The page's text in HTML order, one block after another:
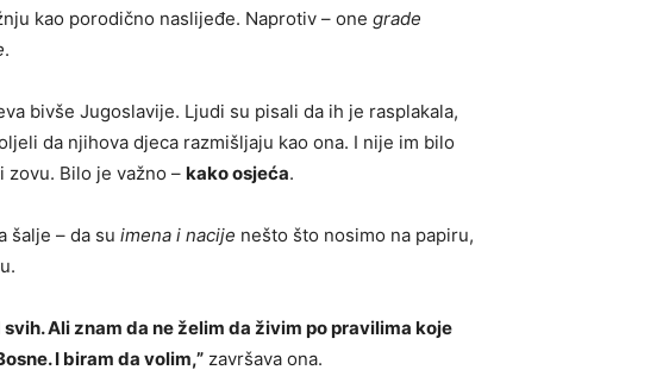
kao porodično naslijeđe. Naprotiv – one grade
.
bivše Jugoslavije. Ljudi su pisali da ih je rasplakala,
da njihova djeca razmišljaju kao ona. I nije im bilo
zovu. Bilo je važno – kako osjeća.
šalje – da su imena i nacije nešto što nosimo na papiru,
Ali znam da ne želim da živim po pravilima koje
I biram da volim,” završava ona.